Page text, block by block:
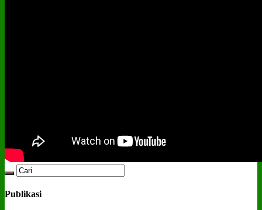
Publikasi